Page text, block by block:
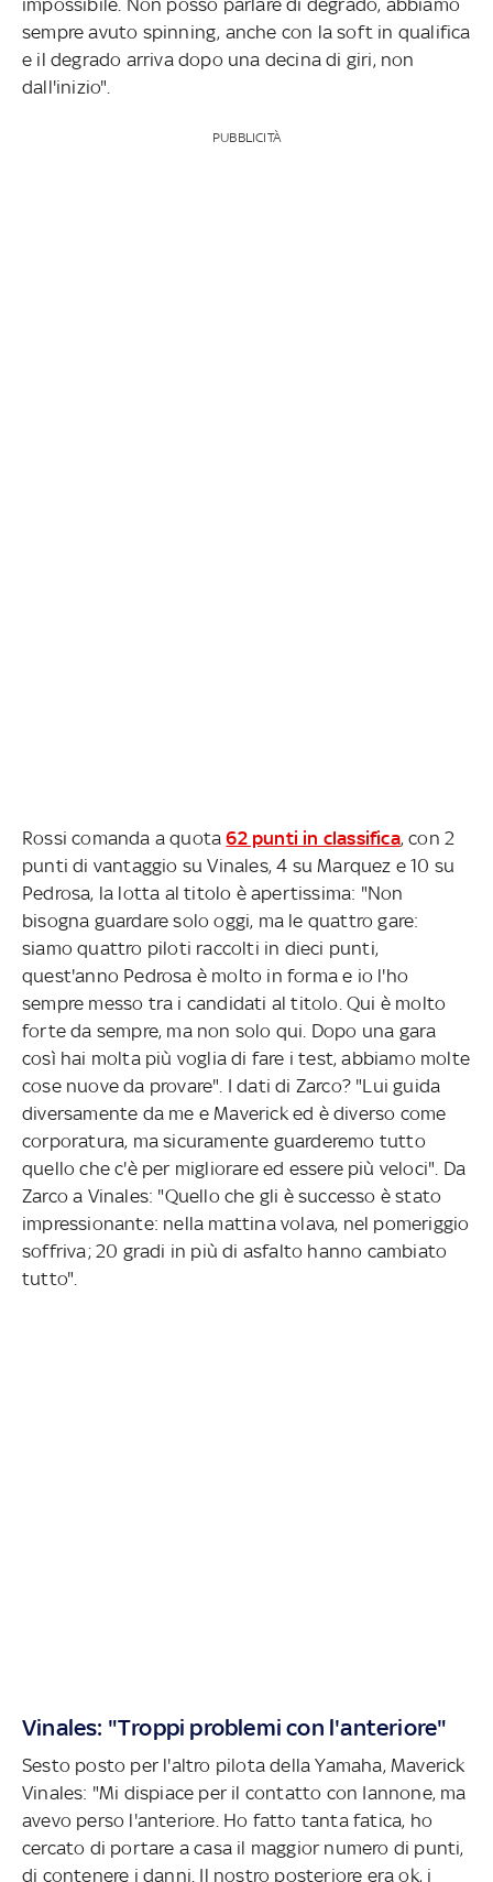
sempre avuto spinning, anche con la soft in qualifica
e il degrado arriva dopo una decina di giri, non
dall'inizio".
PUBBLICITÀ
Rossi comanda a quota62 punti in classifica, con 2
punti di vantaggio su Vinales, 4 su Marquez e 10 su
Pedrosa, la lotta al titolo è apertissima: "Non
bisogna guardare solo oggi, ma le quattro gare:
siamo quattro piloti raccolti in dieci punti,
quest'anno Pedrosa è molto in forma e io l'ho
sempre messo tra i candidati al titolo. Qui è molto
forte da sempre, ma non solo qui. Dopo una gara
così hai molta più voglia di fare i test, abbiamo molte
cose nuove da provare". I dati di Zarco? "Lui guida
diversamente da me e Maverick ed è diverso come
corporatura, ma sicuramente guarderemo tutto
quello che c'è per migliorare ed essere più veloci". Da
Zarco a Vinales: "Quello che gli è successo è stato
impressionante: nella mattina volava, nel pomeriggio
soffriva; 20 gradi in più di asfalto hanno cambiato
tutto".
Vinales: "Troppi problemi con l'anteriore"
Sesto posto per l'altro pilota della Yamaha, Maverick
Vinales: "Mi dispiace per il contatto con Iannone, ma
avevo perso l'anteriore. Ho fatto tanta fatica, ho
cercato di portare a casa il maggior numero di punti,
di contenere i danni. Il nostro posteriore era ok, i